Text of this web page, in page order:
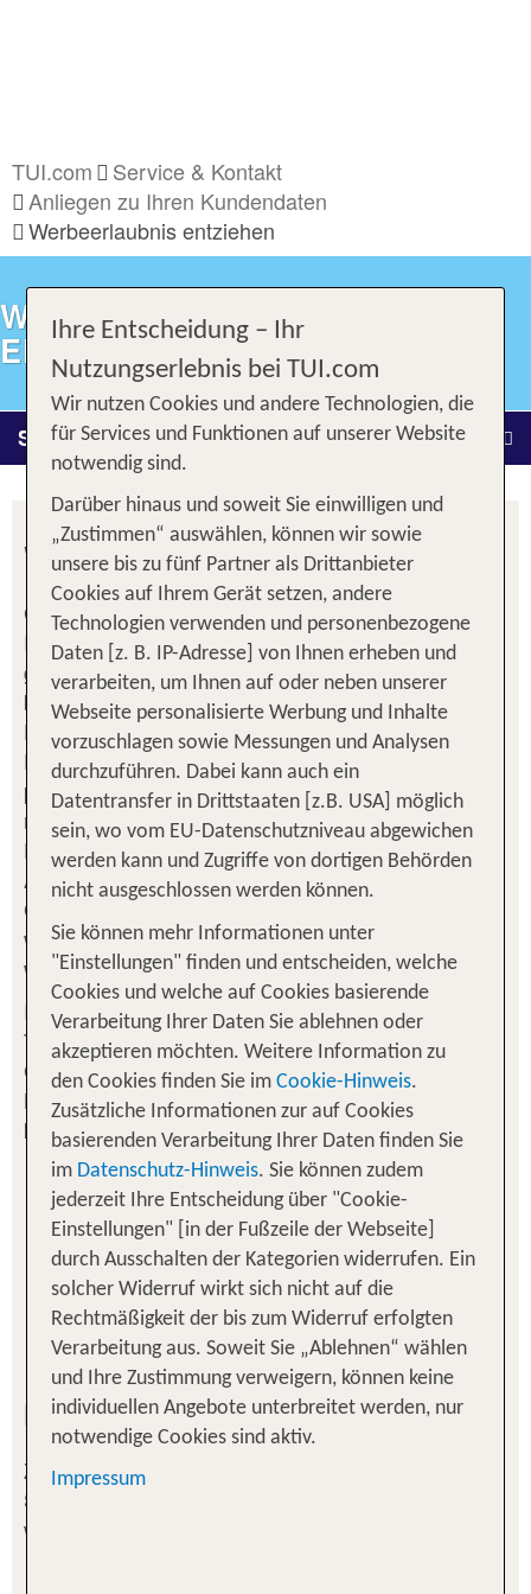
TUI.com
Service & Kontakt
Anliegen zu Ihren Kundendaten
Werbeerlaubnis entziehen
WERBEERLAUBNIS
ENTZIEHEN
Service & Kontakt
Werbeerlaubnis entziehen
Gerne kümmern wir uns um Ihr Anliegen rund um
Ihre persönlichen Daten. Damit wir schnell und
gezielt für Sie tätig werden können, teilen Sie uns
bitte mit Hilfe dieses Formulars mit, was die TUI
Deutschland GmbH für Sie tun darf. Denn
Datenschutz und die Richtigkeit Ihrer
personenbezogenen Daten ist uns wichtig. Wir
müssen Sie darauf hinweisen, dass wir, die TUI
Deutschland GmbH, uns ausschließlich um Ihr
Anliegen für das Unternehmen TUI Deutschland
GmbH kümmern dürfen. Sollten Sie Anliegen für
weitere Gesellschaften der TUI Group haben,
wenden Sie sich bitte direkt an diese.
Ich möchte nicht mehr mit Angeboten rund um das
Thema Urlaub von der TUI Deutschland
GmbH kontaktiert werden. Bitte wählen Sie den
Kanal/ die Kanäle, über den/ die Sie zukünftig
keine Angebote mehr von uns erhalten wollen.
per E-Mail
per Telefon
per Post
per SMS/ Messenger
Meine Kontaktdaten
Zur eindeutigen Identifikation Ihrer Person und zur
Sicherheit Ihrer personenbezogenen Daten bitten
wir Sie, folgende Daten anzugeben.
Ihre Entscheidung – Ihr
Nutzungserlebnis bei TUI.com
Wir nutzen Cookies und andere Technologien, die
für Services und Funktionen auf unserer Website
notwendig sind.
Darüber hinaus und soweit Sie einwilligen und
„Zustimmen“ auswählen, können wir sowie
unsere bis zu fünf Partner als Drittanbieter
Cookies auf Ihrem Gerät setzen, andere
Technologien verwenden und personenbezogene
Daten [z. B. IP-Adresse] von Ihnen erheben und
verarbeiten, um Ihnen auf oder neben unserer
Webseite personalisierte Werbung und Inhalte
vorzuschlagen sowie Messungen und Analysen
durchzuführen. Dabei kann auch ein
Datentransfer in Drittstaaten [z.B. USA] möglich
sein, wo vom EU-Datenschutzniveau abgewichen
werden kann und Zugriffe von dortigen Behörden
nicht ausgeschlossen werden können.
Sie können mehr Informationen unter
"Einstellungen" finden und entscheiden, welche
Cookies und welche auf Cookies basierende
Verarbeitung Ihrer Daten Sie ablehnen oder
akzeptieren möchten. Weitere Information zu
den Cookies finden Sie im Cookie-Hinweis.
Zusätzliche Informationen zur auf Cookies
basierenden Verarbeitung Ihrer Daten finden Sie
im Datenschutz-Hinweis. Sie können zudem
jederzeit Ihre Entscheidung über "Cookie-
Einstellungen" [in der Fußzeile der Webseite]
durch Ausschalten der Kategorien widerrufen. Ein
solcher Widerruf wirkt sich nicht auf die
Rechtmäßigkeit der bis zum Widerruf erfolgten
Verarbeitung aus. Soweit Sie „Ablehnen“ wählen
und Ihre Zustimmung verweigern, können keine
individuellen Angebote unterbreitet werden, nur
notwendige Cookies sind aktiv.
Impressum